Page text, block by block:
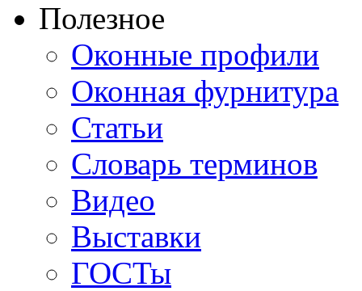
Полезное
Оконные профили
Оконная фурнитура
Статьи
Словарь терминов
Видео
Выставки
ГОСТы